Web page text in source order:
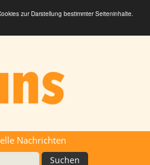
zur Darstellung bestimmter Seiteninhalte.
Nachrichten